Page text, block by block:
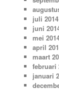
juli 2014
juni
mei
april
maart
februari
januari